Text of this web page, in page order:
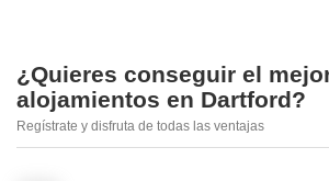
¿Quieres conseguir el
alojamientos en Dartford?
Regístrate y disfruta de todas las ventajas